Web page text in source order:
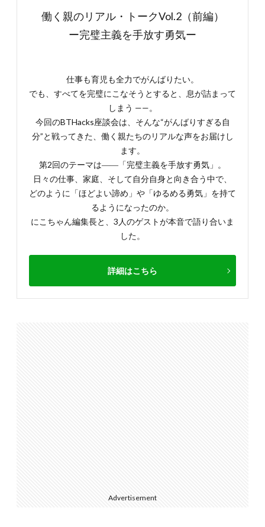
働く親のリアル・トークVol.2（前編）
ー完璧主義を手放す勇気ー
仕事も育児も全力でがんばりたい。
でも、すべてを完璧にこなそうとすると、息が詰まって
しまう ——。
今回のBTHacks座談会は、そんな“がんばりすぎる自
分”と戦ってきた、働く親たちのリアルな声をお届けし
ます。
第2回のテーマは――「完璧主義を手放す勇気」。
日々の仕事、家庭、そして自分自身と向き合う中で、
どのように「ほどよい諦め」や「ゆるめる勇気」を持て
るようになったのか。
にこちゃん編集長と、3人のゲストが本音で語り合いま
した。
詳細はこちら
Advertisement